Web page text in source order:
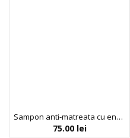
Sampon anti-matreata cu enzyme din fructe, Scalp Restore, Umberto Giannini, 250 ml
75.00 lei